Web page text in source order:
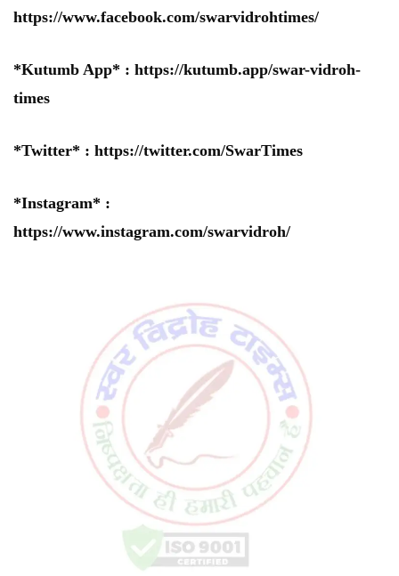
https://www.facebook.com/swarvidrohtimes/
*Kutumb App* : https://kutumb.app/swar-vidroh-
times
*Twitter* : https://twitter.com/SwarTimes
*Instagram* :
https://www.instagram.com/swarvidroh/